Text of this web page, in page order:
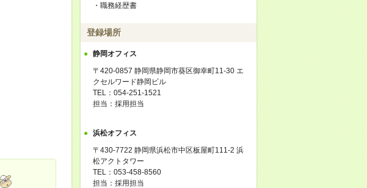
・職務経歴書
登録場所
静岡オフィス
〒420-0857 静岡県静岡市葵区御幸町11-30 エ
クセルワード静岡ビル
TEL：054-251-1521
担当：採用担当
浜松オフィス
〒430-7722 静岡県浜松市中区板屋町111-2 浜
松アクトタワー
TEL：053-458-8560
担当：採用担当